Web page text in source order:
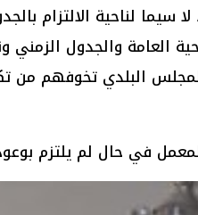
لناحية الالتزام
العامة والجدول الزمني
البلدي تخوفهم من
في حال لم يلتزم